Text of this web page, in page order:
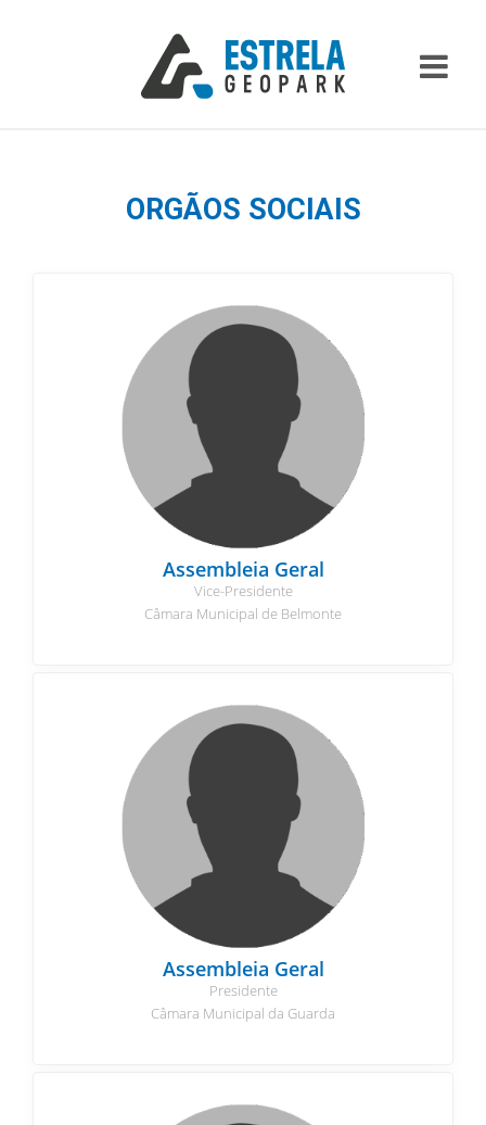
ORGÃOS SOCIAIS
Assembleia Geral
Vice-Presidente
Câmara Municipal de Belmonte
Assembleia Geral
Presidente
Câmara Municipal da Guarda